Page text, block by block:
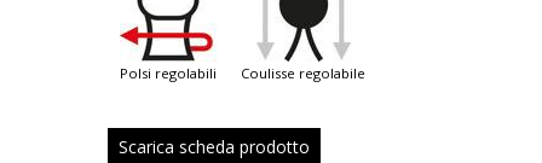
polsi regolabili coulisse regolabile
Scarica scheda prodotto